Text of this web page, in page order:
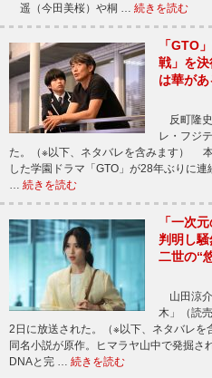
遥（今田美桜）や桐 … 続きを読む
「GTO
戦」を
は華があ
反町隆史
レ・フジ
た。（※以下、ネタバレを含みます）
した学園ドラマ「GTO」が28年ぶりに
続きを読む
「一次
判明し
二世の“
山田涼介
木」（読
2日に放送された。（※以下、ネタバレ
同名小説が原作。ヒマラヤ山中で発掘さ
DNAと完 … 続きを読む